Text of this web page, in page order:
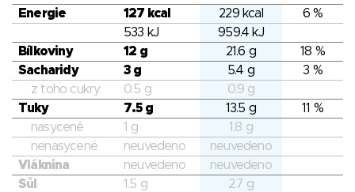
Energie 127 kcal 229 kcal
6 %
533 kJ
959.4 kJ
Bílkoviny
12 g 21.6 g
18 %
Sacharidy
3 g 5.4 g
3 %
z toho cukry
0.5 g
0.9 g
Tuky
7.5 g 13.5 g
11 %
nasycené
1 g
1.8 g
nenasycené
neuvedeno
neuvedeno
Vláknina
neuvedeno
neuvedeno
Sůl
1.5 g 2.7 g